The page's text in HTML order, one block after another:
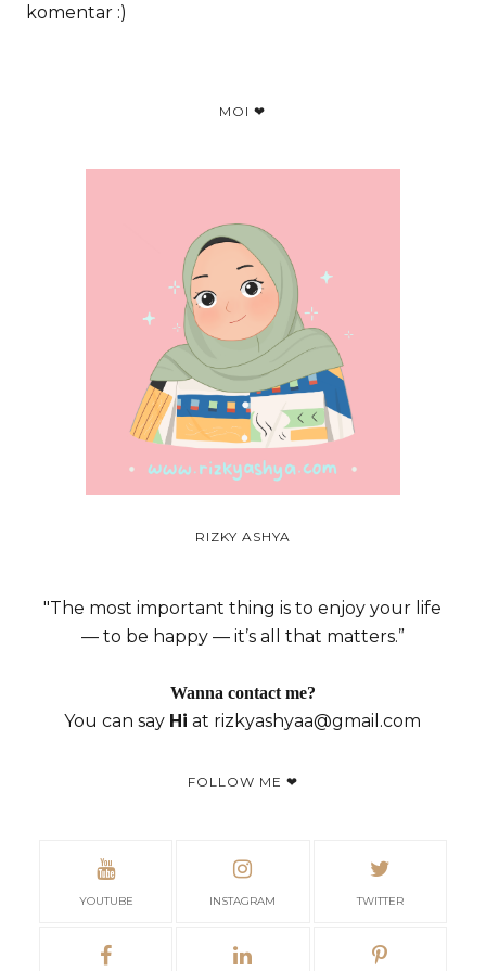
komentar :)
MOI ❤
RIZKY ASHYA
"The most important thing is to enjoy your life
— to be happy — it’s all that matters.”
Wanna contact me?
You can say Hi at rizkyashyaa@gmail.com
FOLLOW ME ❤
YOUTUBE INSTAGRAM TWITTER